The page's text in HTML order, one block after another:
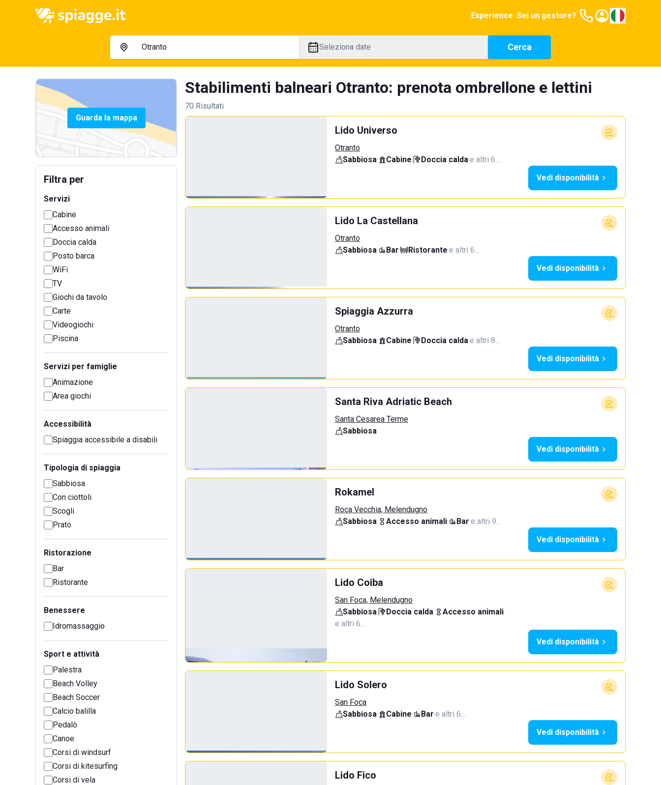
Experience Sei un gestore?
Seleziona date Cerca
Guarda la mappa
Filtra per
Servizi
Cabine
Accesso animali
Doccia calda
Posto barca
WiFi
TV
Giochi da tavolo
Carte
Videogiochi
Piscina
Servizi per famiglie
Animazione
Area giochi
Accessibilità
Spiaggia accessibile a disabili
Tipologia di spiaggia
Sabbiosa
Con ciottoli
Scogli
Prato
Ristorazione
Bar
Ristorante
Benessere
Idromassaggio
Sport e attività
Palestra
Beach Volley
Beach Soccer
Calcio balilla
Pedalò
Canoe
Corsi di windsurf
Corsi di kitesurfing
Corsi di vela
Stabilimenti balneari Otranto: prenota ombrellone e lettini
70 Risultati
Lido Universo
Otranto
Sabbiosa· Cabine· Doccia calda·e altri 6…
Vedi disponibilità
Lido La Castellana
Otranto
Sabbiosa· Bar· Ristorante·e altri 6…
Vedi disponibilità
Spiaggia Azzurra
Otranto
Sabbiosa· Cabine· Doccia calda·e altri 8…
Vedi disponibilità
Santa Riva Adriatic Beach
Santa Cesarea Terme
Sabbiosa
Vedi disponibilità
Rokamel
Roca Vecchia, Melendugno
Sabbiosa· Accesso animali· Bar·e altri 9…
Vedi disponibilità
Lido Coiba
San Foca, Melendugno
Sabbiosa· Doccia calda· Accesso animali·
e altri 6…
Vedi disponibilità
Lido Solero
San Foca
Sabbiosa· Cabine· Bar·e altri 6…
Vedi disponibilità
Lido Fico